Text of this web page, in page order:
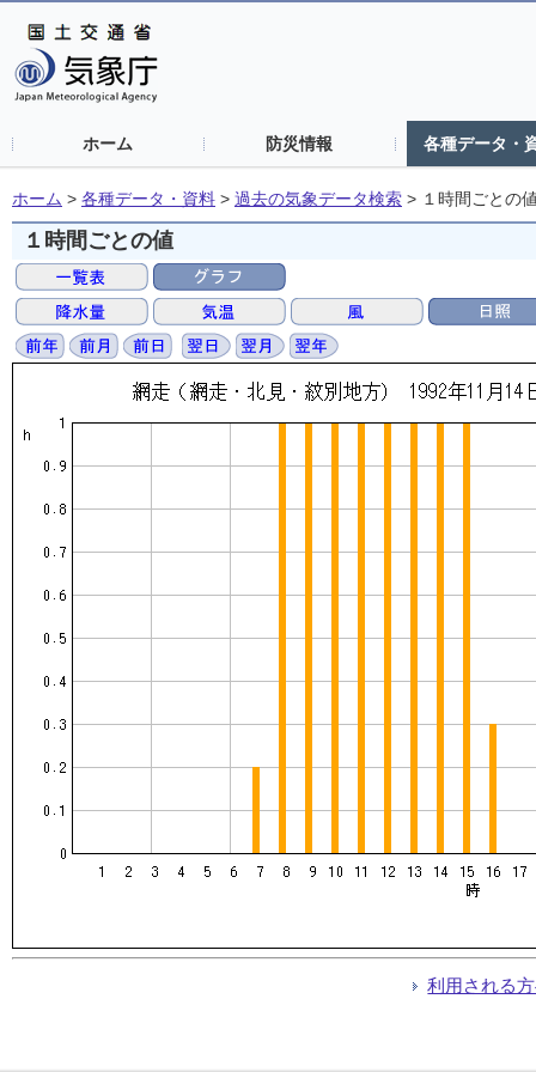
ホーム 防災情報 各種データ・
ホーム > 各種データ・資料 > 過去の気象データ検索 > １時間ごとの
１時間ごとの値
利用される